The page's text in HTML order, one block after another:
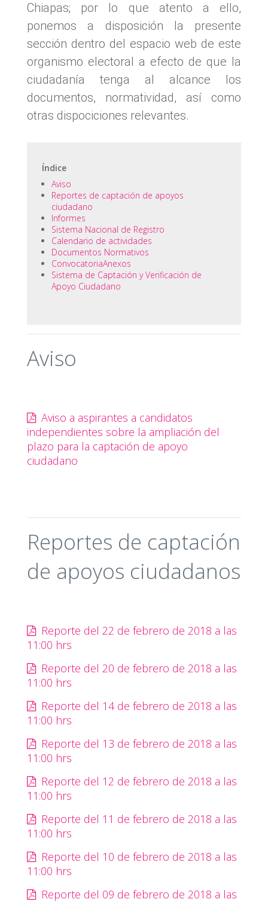
Chiapas; por lo que atento a ello,
ponemos a disposición la presente
sección dentro del espacio web de este
organismo electoral a efecto de que la
ciudadanía tenga al alcance los
documentos, normatividad, así como
otras dispociciones relevantes.
Índice
Aviso
Reportes de captación de apoyos
ciudadano
Informes
Sistema Nacional de Registro
Calendario de actividades
Documentos Normativos
ConvocatoriaAnexos
Sistema de Captación y Verificación de
Apoyo Ciudadano
Aviso
Aviso a aspirantes a candidatos
independientes sobre la ampliación del
plazo para la captación de apoyo
ciudadano
Reportes de captación
de apoyos ciudadanos
Reporte del 22 de febrero de 2018 a las
11:00 hrs
Reporte del 20 de febrero de 2018 a las
11:00 hrs
Reporte del 14 de febrero de 2018 a las
11:00 hrs
Reporte del 13 de febrero de 2018 a las
11:00 hrs
Reporte del 12 de febrero de 2018 a las
11:00 hrs
Reporte del 11 de febrero de 2018 a las
11:00 hrs
Reporte del 10 de febrero de 2018 a las
11:00 hrs
Reporte del 09 de febrero de 2018 a las